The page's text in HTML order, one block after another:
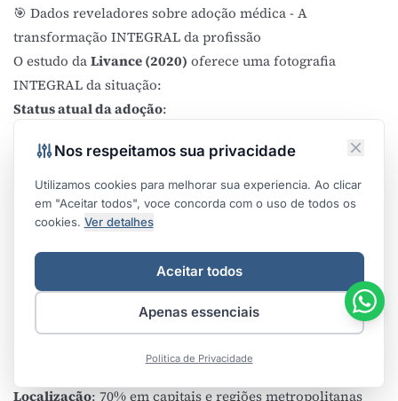
🎯 Dados reveladores sobre adoção médica - A
transformação INTEGRAL da profissão
O estudo daLivance (2020) oferece uma fotografia
INTEGRAL da situação:
Status atual da adoção:
(oportunidade massiva)
40% citam falta de conhecimentocomo principal
dificuldade
60% de crescimento na adoção
(pandemia como catalisador)
no número de consultas anuais (clínicas
com Google Ads)
Perfil dos médicos "early adopters"
Localização: 70% em capitais e regiões metropolitanas
Nos respeitamos sua privacidade
Utilizamos cookies para melhorar sua experiencia. Ao clicar
em "Aceitar todos", voce concorda com o uso de todos os
cookies. Ver detalhes
Aceitar todos
Apenas essenciais
Politica de Privacidade